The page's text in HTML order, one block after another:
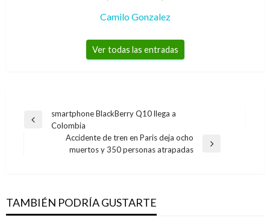
Camilo Gonzalez
Ver todas las entradas
Navegación
entradas
Entrada
smartphone BlackBerry Q10 llega a
Colombia
Accidente de tren en Paris deja ocho
muertos y 350 personas atrapadas
TAMBIÉN PODRÍA GUSTARTE